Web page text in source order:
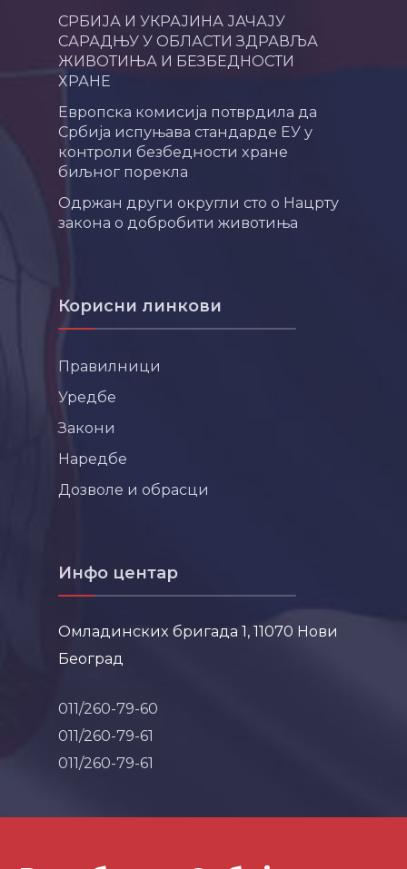
СРБИЈА И УКРАЈИНА ЈАЧАЈУ
САРАДЊУ У ОБЛАСТИ ЗДРАВЉА
ЖИВОТИЊА И БЕЗБЕДНОСТИ
ХРАНЕ
Европска комисија потврдила да
Србија испуњава стандарде ЕУ у
контроли безбедности хране
биљног порекла
Одржан други округли сто о Нацрту
закона о добробити животиња
Корисни линкови
Правилници
Уредбе
Закони
Наредбе
Дозволе и обрасци
Инфо центар
Омладинских бригада 1, 11070 Нови
Београд
011/260-79-60
011/260-79-61
011/260-79-61